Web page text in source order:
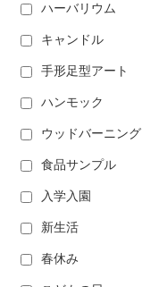
ハーバリウム
キャンドル
手形足型アート
ハンモック
ウッドバーニング
食品サンプル
入学入園
新生活
春休み